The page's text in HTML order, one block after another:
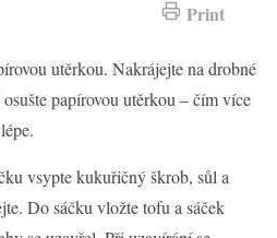
Print
utěrkou. Nakrájejte na drobné
papírovou utěrkou – čím více
vsypte kukuřičný škrob, sůl a
Do sáčku vložte tofu a sáček